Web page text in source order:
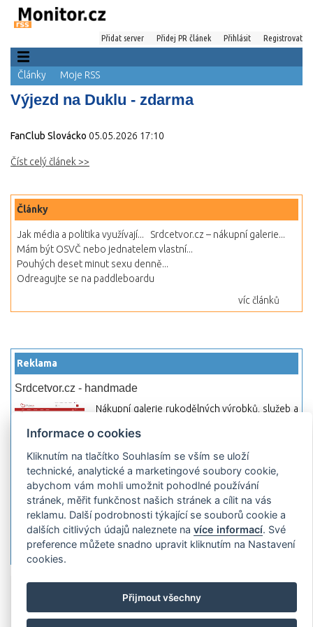
Přidat server Přidej PR článek Přihlásit Registrovat
Články Moje RSS
Výjezd na Duklu - zdarma
FanClub Slovácko 05.05.2026 17:10
Číst celý článek >>
Články
Jak média a politika využívají...
Srdcetvor.cz – nákupní galerie...
Mám být OSVČ nebo jednatelem vlastní...
Pouhých deset minut sexu denně...
Odreagujte se na paddleboardu
víc článků
Reklama
Srdcetvor.cz - handmade
Nákupní galerie rukodělných výrobků, služeb a
začít prodávat nebo jen nakupovat.
Hledej-hosting.cz - webhosting, VPS
hosting
Přehled webhostingových, multihosting a VPS
hosting programů s možností jejich
pokročilého vyhledávání a porovnávání.
Najděte si jednoduše vhodný hosting.
Reklama Podmínky používání
Informace o cookies
Kliknutím na tlačítko Souhlasím se vším se uloží
technické, analytické a marketingové soubory cookie,
abychom vám mohli umožnit pohodlné používání
stránek, měřit funkčnost našich stránek a cílit na vás
reklamu. Další podrobnosti týkající se souborů cookie a
dalších citlivých údajů naleznete navíce informací. Své
preference můžete snadno upravit kliknutím na Nastavení
cookies.
Přijmout všechny